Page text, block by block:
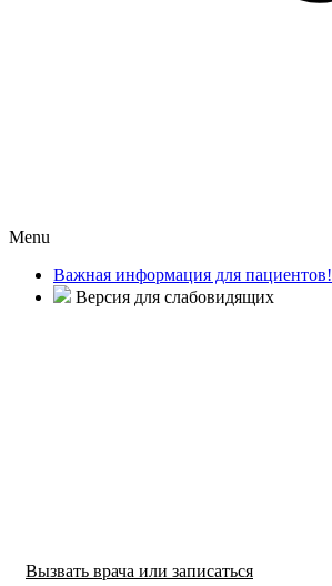
Menu
Важная информация для пациентов!
Версия для слабовидящих
Вызвать врача или записаться